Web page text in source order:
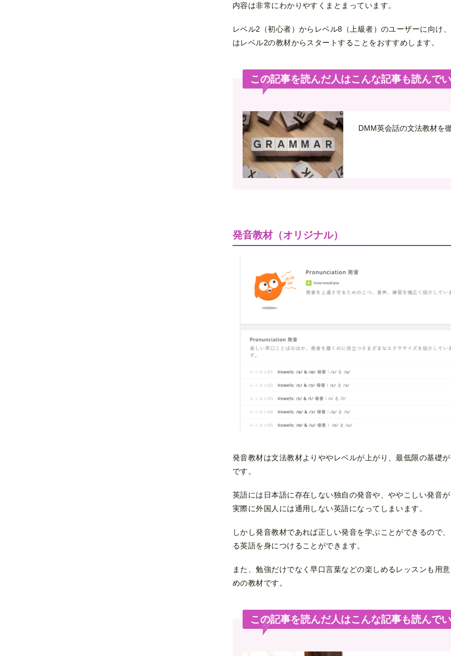
内容は非常にわかりやすくまとまっています。
レベル2（初心者）からレベル8（上級者）のユーザーに向け
はレベル2の教材からスタートすることをおすすめします。
この記事を読んだ人はこんな記事も読んで
DMM英会話の文法教材を
発音教材（オリジナル）
発音教材は文法教材よりややレベルが上がり、最低限の基礎
です。
英語には日本語に存在しない独自の発音や、ややこしい発音
実際に外国人には通用しない英語になってしまいます。
しかし発音教材であれば正しい発音を学ぶことができるので
る英語を身につけることができます。
また、勉強だけでなく早口言葉などの楽しめるレッスンも用
めの教材です。
この記事を読んだ人はこんな記事も読んで